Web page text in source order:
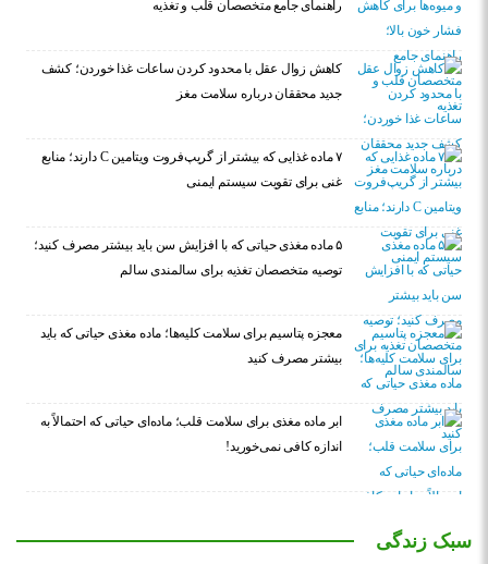
راهنمای جامع متخصصان قلب و تغذیه
کاهش زوال عقل با محدود کردن ساعات غذا خوردن؛ کشف
جدید محققان درباره سلامت مغز
۷ ماده غذایی که بیشتر از گریپ‌فروت ویتامین C دارند؛ منابع
غنی برای تقویت سیستم ایمنی
۵ ماده مغذی حیاتی که با افزایش سن باید بیشتر مصرف کنید؛
توصیه متخصصان تغذیه برای سالمندی سالم
معجزه پتاسیم برای سلامت کلیه‌ها؛ ماده مغذی حیاتی که باید
بیشتر مصرف کنید
ابر ماده مغذی برای سلامت قلب؛ ماده‌ای حیاتی که احتمالاً به
اندازه کافی نمی‌خورید!
سبک زندگی